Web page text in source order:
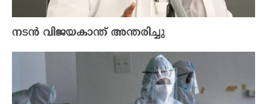
നടൻ വിജയകാന്ത് അന്തരിച്ചു